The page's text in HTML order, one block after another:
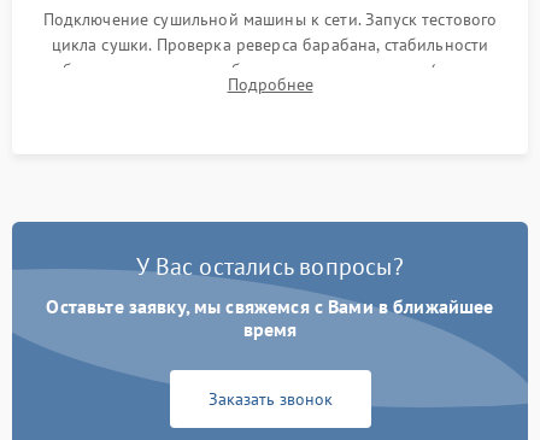
Подключение сушильной машины к сети. Запуск тестового
цикла сушки. Проверка реверса барабана, стабильности
набора температуры, работы дренажного насоса (откачка
конденсата) и отсутствия посторонних скрипов, стуков или
Подробнее
У Вас остались вопросы?
Оставьте заявку, мы свяжемся с Вами в ближайшее
время
Заказать звонок